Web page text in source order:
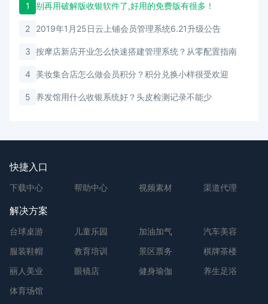
1 别再用破解版收银软件了,好用的免费版有很多！
2 2019年1月25日云上铺会员管理系统6.21升级公告
3 按摩店新店开业怎么快速搭建管理系统？从零配置指南
4 美妆集合店怎么做会员积分？积分兑换小样很受欢迎
5 养发馆用什么收银系统好？头皮检测记录不能少
快捷入口
下载中心 帮助中心 视频素材 渠道代理
解决方案
台球桌游 儿童乐园 加油加气
汽车美容
服装鞋帽
教育培训 景区票务
棋牌茶楼
丽人美业
眼镜店 健身瑜伽
养生足浴
体育场馆